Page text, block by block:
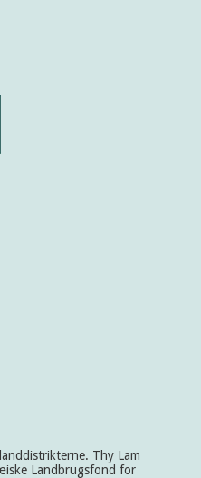
Thy Lam
Landbrugsfond for